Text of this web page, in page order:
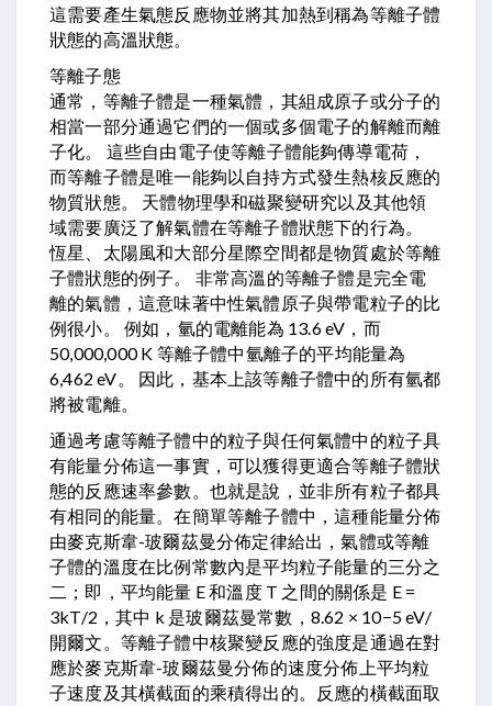
這需要產生氣態反應物並將其加熱到稱為等離子體
狀態的高溫狀態。
等離子態
通常，等離子體是一種氣體，其組成原子或分子的
相當一部分通過它們的一個或多個電子的解離而離
子化。 這些自由電子使等離子體能夠傳導電荷，
而等離子體是唯一能夠以自持方式發生熱核反應的
物質狀態。 天體物理學和磁聚變研究以及其他領
域需要廣泛了解氣體在等離子體狀態下的行為。
恆星、太陽風和大部分星際空間都是物質處於等離
子體狀態的例子。 非常高溫的等離子體是完全電
離的氣體，這意味著中性氣體原子與帶電粒子的比
例很小。 例如，氫的電離能為 13.6 eV，而
50,000,000 K 等離子體中氫離子的平均能量為
6,462 eV。 因此，基本上該等離子體中的所有氫都
將被電離。
通過考慮等離子體中的粒子與任何氣體中的粒子具
有能量分佈這一事實，可以獲得更適合等離子體狀
態的反應速率參數。也就是說，並非所有粒子都具
有相同的能量。在簡單等離子體中，這種能量分佈
由麥克斯韋-玻爾茲曼分佈定律給出，氣體或等離
子體的溫度在比例常數內是平均粒子能量的三分之
二；即，平均能量 E 和溫度 T 之間的關係是 E =
3kT/2，其中 k 是玻爾茲曼常數，8.62 × 10−5 eV/
開爾文。等離子體中核聚變反應的強度是通過在對
應於麥克斯韋-玻爾茲曼分佈的速度分佈上平均粒
子速度及其橫截面的乘積得出的。反應的橫截面取